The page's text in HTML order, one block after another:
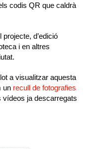
codis QR que caldrà
d’edició
i en altres
a visualitzar aquesta
un recull de fotografies
vídeos ja descarregats